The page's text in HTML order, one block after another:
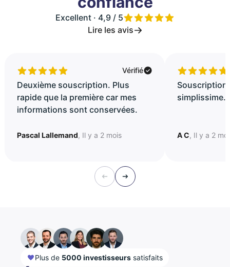
Excellent · 4,9 / 5
Lire les avis
Vérifié
Deuxième souscription. Plus
rapide que la première car mes
informations sont conservées.
Pascal Lallemand, Il y a 2 mois
Souscription
A C, Il y a 2
Plus de 5000 investisseurs satisfaits